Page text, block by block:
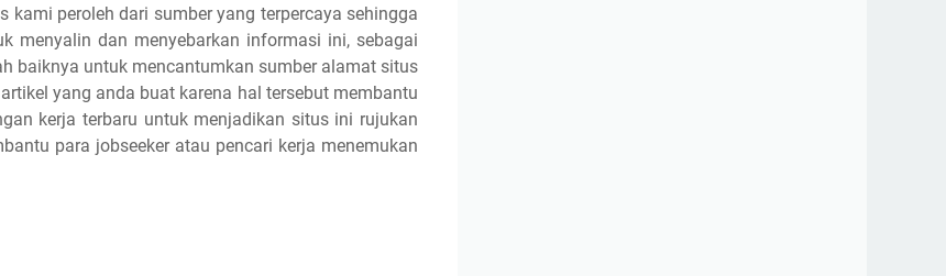
peroleh dari sumber yang terpercaya sehingga
menyalin dan menyebarkan informasi ini, sebagai
baiknya untuk mencantumkan sumber alamat situs
yang anda buat karena hal tersebut membantu
kerja terbaru untuk menjadikan situs ini rujukan
para jobseeker atau pencari kerja menemukan